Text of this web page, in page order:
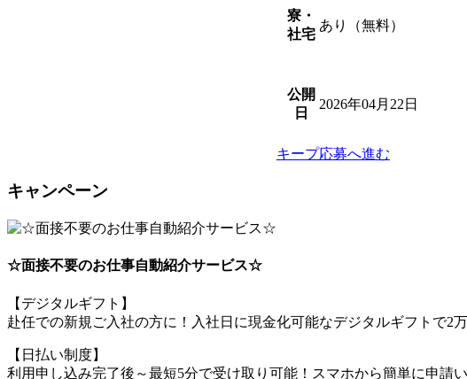
寮・
社宅
あり（無料）
公開
日
2026年04月22日
キープ応募へ進む
キャンペーン
☆面接不要のお仕事自動紹介サービス☆
【デジタルギフト】
赴任での新規ご入社の方に！入社日に現金化可能なデジタルギフトで2
【日払い制度】
利用申し込み完了後～最短5分で受け取り可能！スマホから簡単に申請